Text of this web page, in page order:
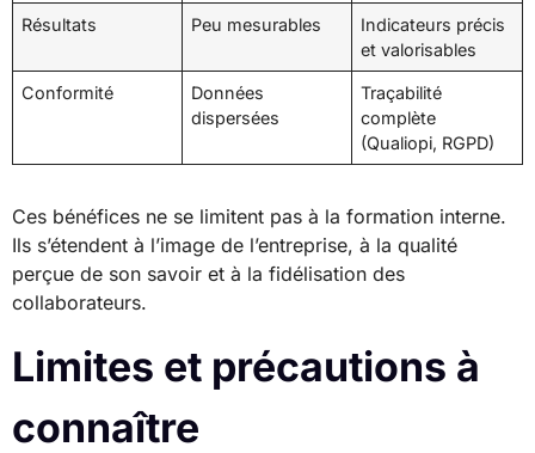
Résultats Peu mesurables
Indicateurs précis
et valorisables
Conformité
Données
dispersées
Traçabilité
complète
(Qualiopi, RGPD)
Ces bénéfices ne se limitent pas à la formation interne.
Ils s’étendent à l’image de l’entreprise, à la qualité
perçue de son savoir et à la fidélisation des
collaborateurs.
Limites et précautions à
connaître